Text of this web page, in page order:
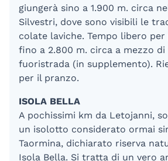
giungerà sino a 1.900 m. circa
Silvestri, dove sono visibili le
colate laviche. Tempo libero
fino a 2.800 m. circa a mezzo di
fuoristrada (in supplemento).
per il pranzo.
ISOLA BELLA
A pochissimi km da Letojanni,
un isolotto considerato ormai
Taormina, dichiarato riserva
Isola Bella. Si tratta di un vero